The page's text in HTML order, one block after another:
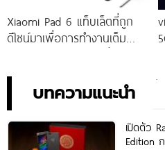
Xiaomi Pad 6 แท็บเล็ตที่ถูก
ดีไซน์มาเพื่อการทำงานเต็ม
บทความแนะนำ
เปิดตัว
Edition